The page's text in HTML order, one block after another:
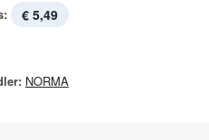
€ 5,49
NORMA